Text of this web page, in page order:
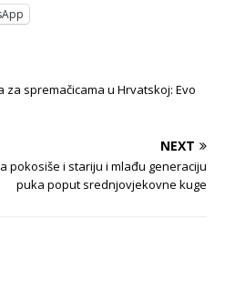
spremačicama u Hrvatskoj: Evo
NEXT
pokosiše i stariju i mlađu generaciju
puka poput srednjovjekovne kuge